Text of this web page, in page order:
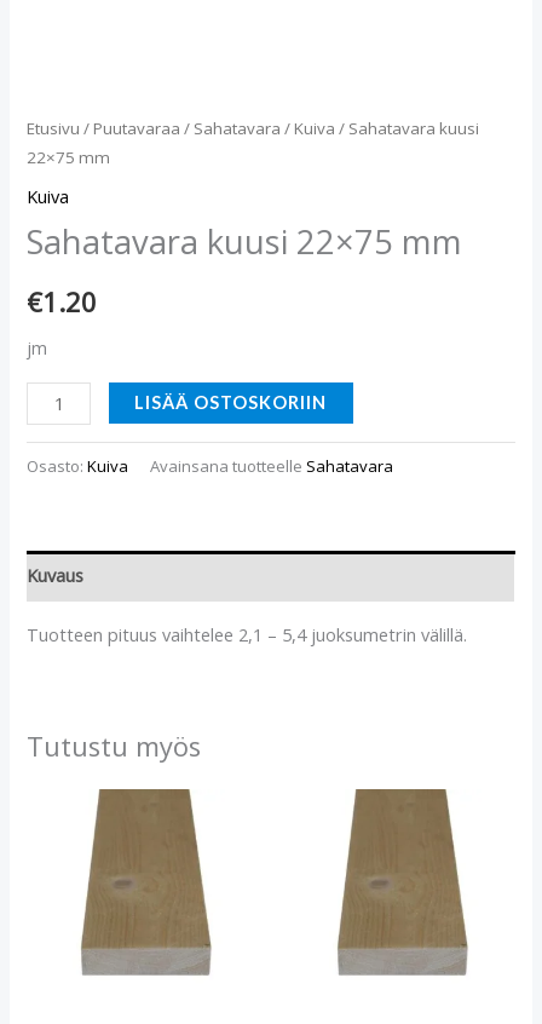
Etusivu / Puutavaraa / Sahatavara / Kuiva / Sahatavara kuusi
22×75 mm
Kuiva
Sahatavara kuusi 22×75 mm
€1.20
jm
LISÄÄ OSTOSKORIIN
Osasto:Kuiva Avainsana tuotteelle Sahatavara
Kuvaus
Tuotteen pituus vaihtelee 2,1 – 5,4 juoksumetrin välillä.
Tutustu myös